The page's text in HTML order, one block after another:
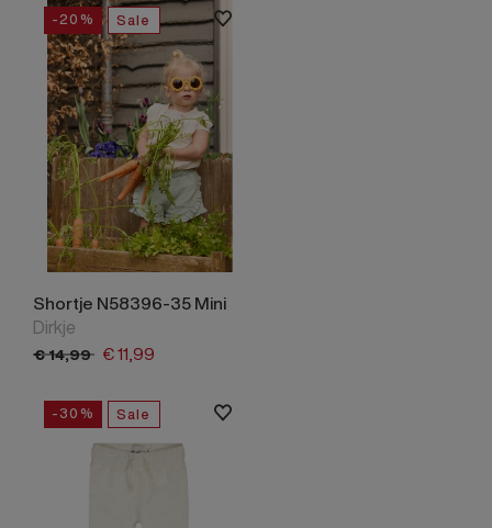
-20% Sale
Shortje N58396-35 Mini
Dirkje
€14,99 €11,99
-30% Sale